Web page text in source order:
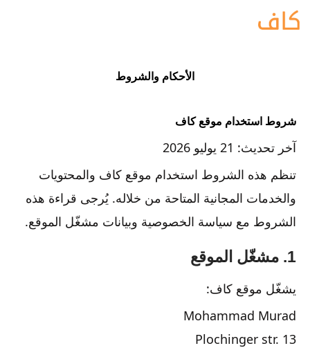
الأحكام والشروط
شروط استخدام موقع كاف
آخر تحديث: 21 يوليو 2026
تنظم هذه الشروط استخدام موقع كاف والمحتويات
والخدمات المجانية المتاحة من خلاله. يُرجى قراءة هذه
الشروط مع سياسة الخصوصية وبيانات مشغّل الموقع.
1. مشغّل الموقع
يشغّل موقع كاف:
Mohammad Murad
Plochinger str. 13